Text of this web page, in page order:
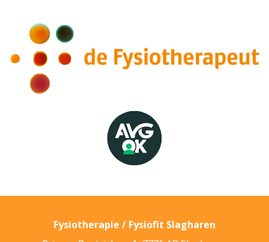
Fysiotherapie / Fysiofit Slagharen